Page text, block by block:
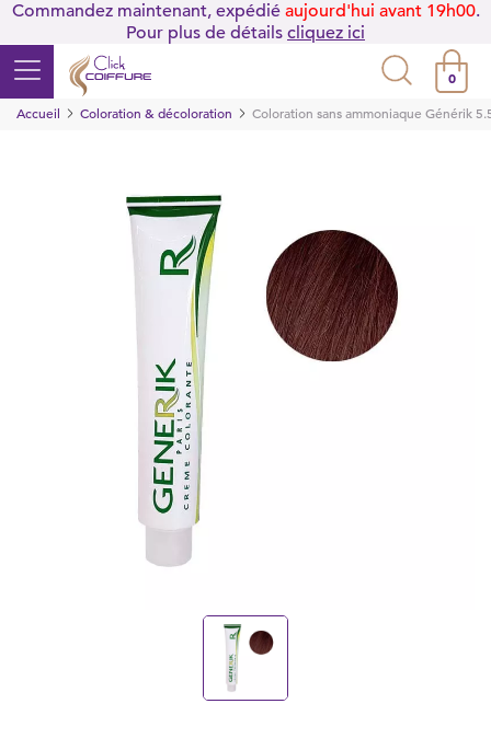
Commandez maintenant, expédié aujourd'hui avant 19h00.
Pour plus de détails cliquez ici
0
Accueil
Coloration & décoloration Coloration sans ammoniaque Générik